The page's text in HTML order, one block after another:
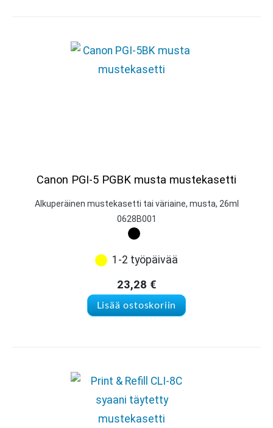
Canon PGI-5 PGBK musta mustekasetti
Alkuperäinen mustekasetti tai väriaine, musta, 26ml
0628B001
1-2 työpäivää
23,28 €
Lisää ostoskoriin